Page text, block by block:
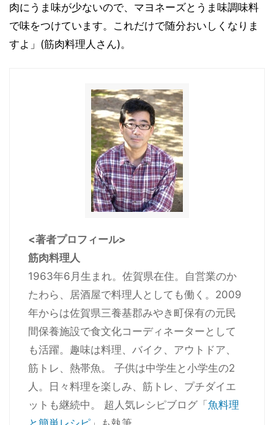
肉にうま味が少ないので、マヨネーズとうま味調味料
で味をつけています。これだけで随分おいしくなりま
すよ」(筋肉料理人さん)。
<著者プロフィール>
筋肉料理人
1963年6月生まれ。佐賀県在住。自営業のか
たわら、居酒屋で料理人としても働く。2009
年からは佐賀県三養基郡みやき町保有の元民
間保養施設で食文化コーディネーターとして
も活躍。趣味は料理、バイク、アウトドア、
筋トレ、熱帯魚。 子供は中学生と小学生の2
人。日々料理を楽しみ、筋トレ、プチダイエ
ットも継続中。 超人気レシピブログ「 魚料理